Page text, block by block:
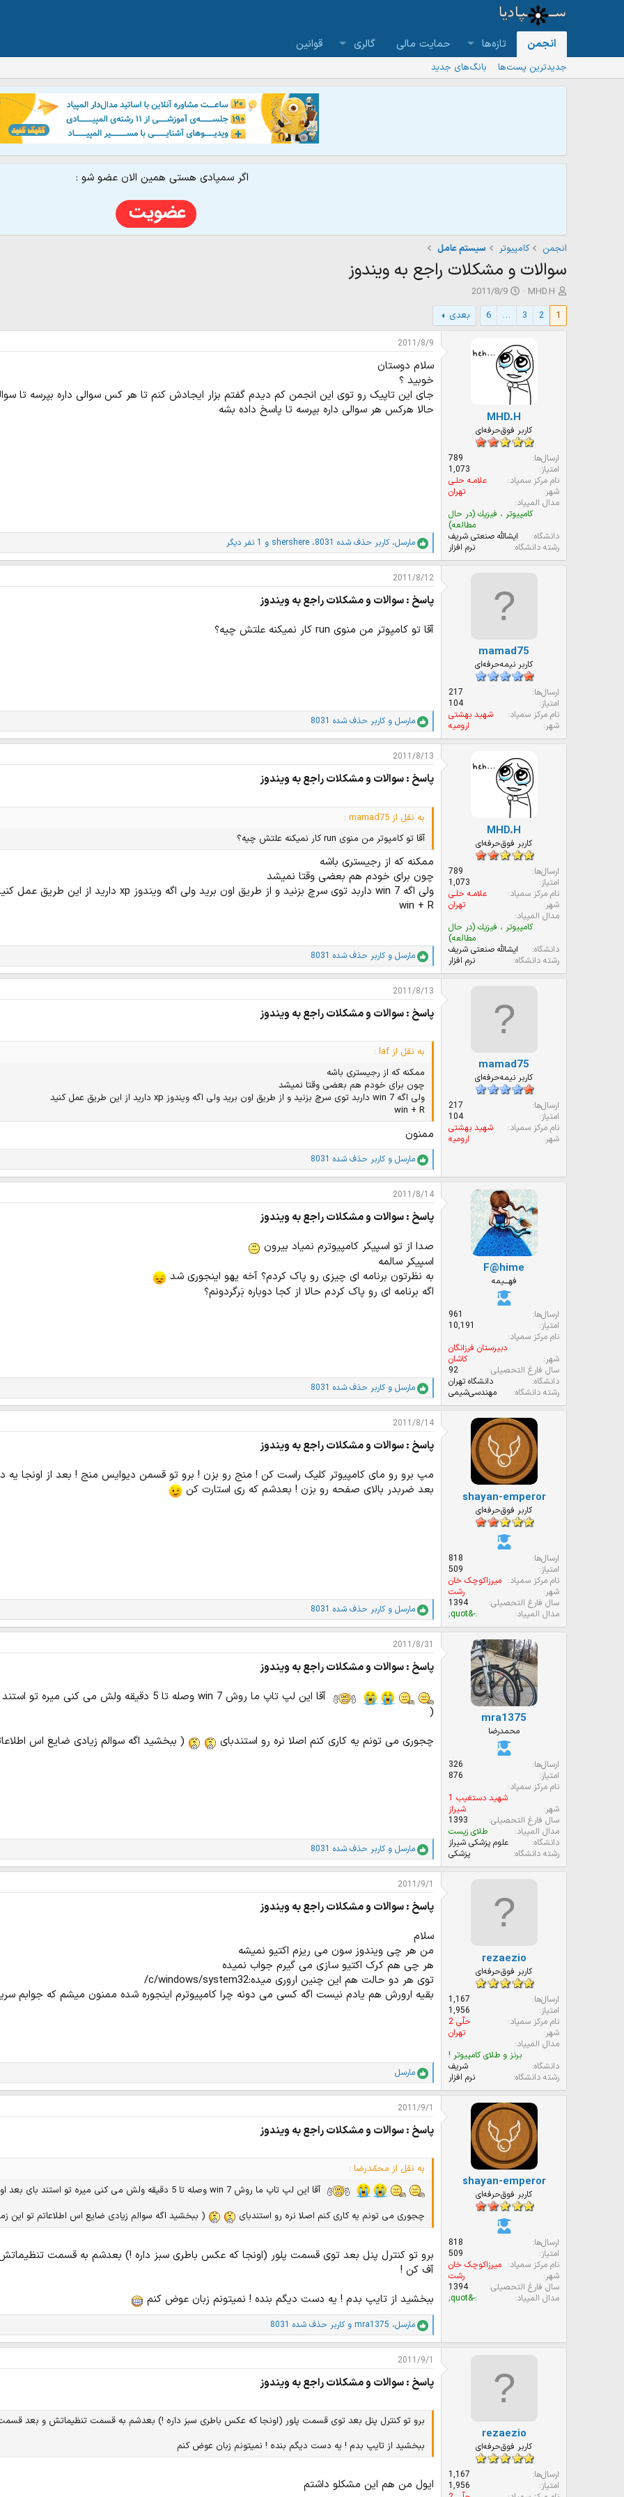
انجمن تازه‌ها حمایت مالی گالری قوانین
جدیدترین پست‌ها بانگ‌های جدید
اگر سمپادی هستی همین الان عضو شو :
انجمن كامپيوتر سيستم عامل
سوالات و مشکلات راجع به ویندوز
ش
ر
ع
ع
MHD.H
ت
ا
ر
ی
ش
ر
و
ع
2011/8/9
1
2
3
…
6 بعدی
MHD.H
کاربر فوق‌حرفه‌ای
ارسال‌ها
789
امتیاز
1,073
نام مرکز سمپاد
علامـه حلـی
شهر
تهران
مدال المپیاد
كامپيوتر ، فيزيك (در حال
مطالعه)
دانشگاه
ایشالله صنعتى شریف
رشته دانشگاه
نرم افزار
2011/8/9
سلام دوستان
خوبید ؟
جای این تاپیک رو توی این انجمن کم دیدم گفتم بزار ایجادش کنم تا هر کس سوالی داره بپرسه تا
حالا هرکس هر سوالی داره بپرسه تا پاسخ داده بشه
ا
م
ت
ی
ز
ت
:
مارسل، کاربر حذف شده 8031 ، shershere و 1 نفر دیگر
mamad75
کاربر نیمه‌حرفه‌ای
ارسال‌ها
217
امتیاز
104
نام مرکز سمپاد
شهید بهشتی
شهر
ارومیه
2011/8/12
پاسخ : سوالات و مشکلات راجع به ویندوز
آقا تو کامپوتر من منوی run کار نمیکنه علتش چیه؟
ا
م
ت
ی
ز
ت
مارسل و کاربر حذف شده 8031
MHD.H
کاربر فوق‌حرفه‌ای
ارسال‌ها
789
امتیاز
1,073
نام مرکز سمپاد
علامـه حلـی
شهر
تهران
مدال المپیاد
كامپيوتر ، فيزيك (در حال
مطالعه)
دانشگاه
ایشالله صنعتى شریف
رشته دانشگاه
نرم افزار
2011/8/13
پاسخ : سوالات و مشکلات راجع به ویندوز
به نقل از mamad75 :
آقا تو کامپوتر من منوی run کار نمیکنه علتش چیه؟
ممکنه که از رجیستری باشه
چون برای خودم هم بعضی وقتا نمیشد
ولی اگه win 7 داربد توی سرچ بزنید و از طریق اون برید ولی اگه ویندوز xp دارید از این طریق عمل کنید
win + R
ا
م
ت
ی
ز
ت
مارسل و کاربر حذف شده 8031
mamad75
کاربر نیمه‌حرفه‌ای
ارسال‌ها
217
امتیاز
104
نام مرکز سمپاد
شهید بهشتی
شهر
ارومیه
2011/8/13
پاسخ : سوالات و مشکلات راجع به ویندوز
به نقل از laf :
ممکنه که از رجیستری باشه
چون برای خودم هم بعضی وقتا نمیشد
ولی اگه win 7 داربد توی سرچ بزنید و از طریق اون برید ولی اگه ویندوز xp دارید از این طریق عمل کنید
win + R
ممنون
ا
م
ت
ی
ز
:
مارسل و کاربر حذف شده 8031
F@hime
فهـــیمه
ارسال‌ها
961
امتیاز
10,191
نام مرکز سمپاد
دبیرستان فرزانگان
شهر
کاشان
سال فارغ التحصیلی
92
دانشگاه
دانشگاه تهران
رشته دانشگاه
مهندسی‌‌شیمی
2011/8/14
پاسخ : سوالات و مشکلات راجع به ویندوز
صدا از تو اسپیکر کامپیوترم نمیاد بیرون
اسپیکر سالمه
به نظرتون برنامه ای چیزی رو پاک کردم؟ آخه یهو اینجوری شد
اگه برنامه ای رو پاک کردم حالا از کجا دوباره بَرگردونم؟
ا
م
ت
ی
ز
:
مارسل و کاربر حذف شده 8031
shayan-emperor
کاربر فوق‌حرفه‌ای
ارسال‌ها
818
امتیاز
509
نام مرکز سمپاد
میرزاکوچک خان
شهر
رشت
سال فارغ التحصیلی
1394
مدال المپیاد
:-&quot;
2011/8/14
پاسخ : سوالات و مشکلات راجع به ویندوز
مپ برو رو مای کامپیوتر کلیک راست کن ! منج رو بزن ! برو تو قسمن دیوایس منج ! بعد از اونجا یه
بعد ضربدر بالای صفحه رو بزن ! بعدشم که ری استارت کن
ا
م
ت
ی
ز
ت
:
مارسل و کاربر حذف شده 8031
mra1375
محمدرضا
ارسال‌ها
326
امتیاز
876
نام مرکز سمپاد
شهید دستغیب 1
شهر
شیراز
سال فارغ التحصیلی
1393
مدال المپیاد
طلای زیست
دانشگاه
علوم پزشکی شیراز
رشته دانشگاه
پزشکی
2011/8/31
پاسخ : سوالات و مشکلات راجع به ویندوز
(
چجوری می تونم یه کاری کنم اصلا نره رو استندبای
( ببخشید اگه سوالم زیادی ضایع اس
ا
م
ت
ی
ز
ت
:
مارسل و کاربر حذف شده 8031
rezaezio
کاربر فوق‌حرفه‌ای
ارسال‌ها
1,167
امتیاز
1,956
نام مرکز سمپاد
حلّیِ 2
شهر
تهران
مدال المپیاد
برنز و طلای کامپیوتر !
دانشگاه
شریف
رشته دانشگاه
نرم افزار
2011/9/1
پاسخ : سوالات و مشکلات راجع به ویندوز
سلام
من هر چی ویندوز سون می ریزم اکتیو نمیشه
هر چی هم کرک اکتیو سازی می گیرم جواب نمیده
توی هر دو حالت هم این چنین اروری میده:c/windows/system32/
بقیه ارورش هم یادم نیست اگه کسی می دونه چرا کامپیوترم اینجوره شده ممنون میشم که جوابم
ا
م
ت
ی
ز
ت
مارسل
shayan-emperor
کاربر فوق‌حرفه‌ای
ارسال‌ها
818
امتیاز
509
نام مرکز سمپاد
میرزاکوچک خان
شهر
رشت
سال فارغ التحصیلی
1394
مدال المپیاد
:-&quot;
2011/9/1
پاسخ : سوالات و مشکلات راجع به ویندوز
به نقل از محمّدرضا :
آقا این لپ تاپ ما روش win 7 وصله تا 5 دقیقه ولش می کنی میره تو استند بای بعد اون چیزایی که داره دانلود میشه متوقف میشه X-(
چجوری می تونم یه کاری کنم اصلا نره رو استندبای
( ببخشید اگه سوالم زیادی ضایع اس اطلاعاتم تو این
برو تو کنترل پنل بعد توی قسمت پلور (اونجا که عکس باطری سبز داره !) بعدشم به قسمت
آف کن !
ببخشید از تایپ بدم ! یه دست دیگم بنده ! نمیتونم زبان عوض کنم
ا
م
ت
ی
ز
ت
مارسل، mra1375 و کاربر حذف شده 8031
rezaezio
کاربر فوق‌حرفه‌ای
ارسال‌ها
1,167
امتیاز
1,956
2011/9/1
پاسخ : سوالات و مشکلات راجع به ویندوز
برو تو کنترل پنل بعد توی قسمت پلور (اونجا که عکس باطری سبز داره !) بعدشم به قسمت تنظیماتش و بعد
ببخشید از تایپ بدم ! یه دست دیگم بنده ! نمیتونم زبان عوض کنم
ایول من هم این مشکلو داشتم